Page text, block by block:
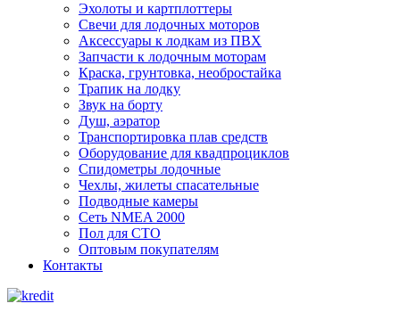
Эхолоты и картплоттеры
Cвечи для лодочных моторов
Аксессуары к лодкам из ПВХ
Запчасти к лодочным моторам
Краска, грунтовка, необростайка
Трапик на лодку
Звук на борту
Душ, аэратор
Транспортировка плав средств
Оборудование для квадпроциклов
Спидометры лодочные
Чехлы, жилеты спасательные
Подводные камеры
Сеть NMEA 2000
Пол для СТО
Оптовым покупателям
Контакты